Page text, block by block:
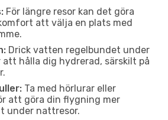
För längre resor kan det göra
att välja en plats med
Drick vatten regelbundet under
hålla dig hydrerad, särskilt på
Ta med hörlurar eller
att göra din flygning mer
under nattresor.